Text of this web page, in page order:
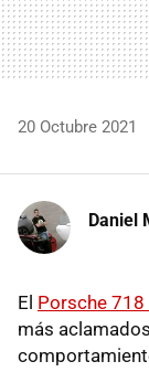
20 Octubre 2021
Daniel
El Porsche 718
más